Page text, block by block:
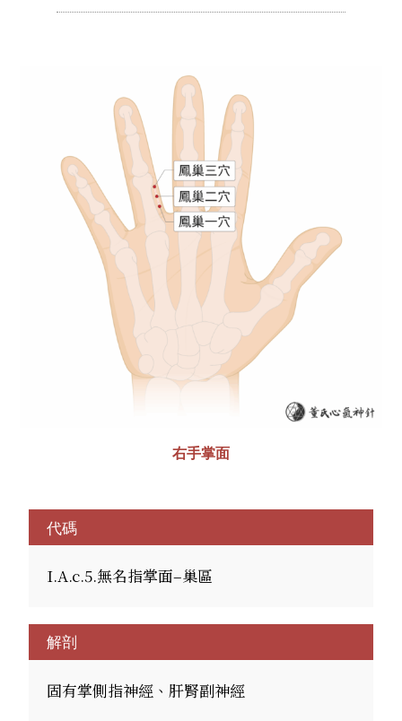
右手掌面
代碼
I.A.c.5.無名指掌面–巢區
解剖
固有掌側指神經、肝腎副神經